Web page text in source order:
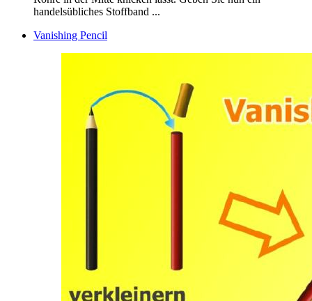
handelsübliches Stoffband ...
Vanishing Pencil